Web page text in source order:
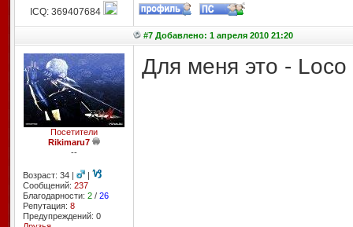
ICQ: 369407684
#7 Добавлено: 1 апреля 2010 21:20
Посетители
Rikimaru7
--
Возраст: 34 |
|
Сообщений: 237
Благодарности: 2/ 26
Репутация: 8
Предупреждений: 0
Для меня это -